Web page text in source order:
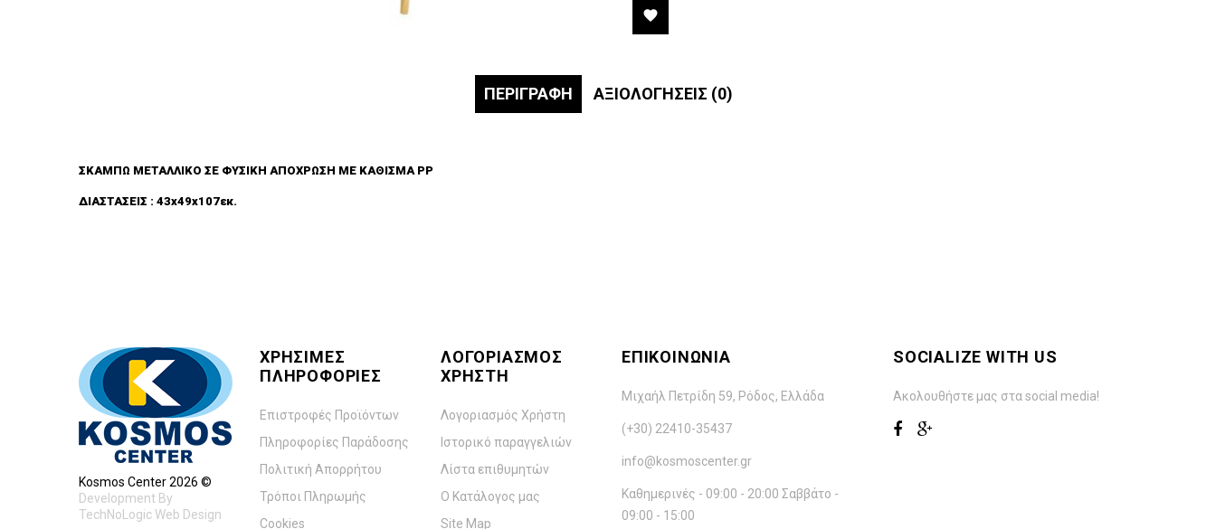
ΠΕΡΙΓΡΑΦΉ ΑΞΙΟΛΟΓΉΣΕΙΣ (0)
ΣΚΑΜΠΩ ΜΕΤΑΛΛΙΚΟ ΣΕ ΦΥΣΙΚΗ ΑΠΟΧΡΩΣΗ ΜΕ ΚΑΘΙΣΜΑ PP
ΔΙΑΣΤΑΣΕΙΣ : 43x49x107εκ.
Kosmos Center 2026 ©
Development By
TechNoLogic Web Design
ΧΡΉΣΙΜΕΣ
ΠΛΗΡΟΦΟΡΊΕΣ
Επιστροφές Προϊόντων
Πληροφορίες Παράδοσης
Πολιτική Απορρήτου
Τρόποι Πληρωμής
Cookies
ΛΟΓΟΡΙΑΣΜΌΣ
ΧΡΉΣΤΗ
Λογοριασμός Χρήστη
Ιστορικό παραγγελιών
Λίστα επιθυμητών
Ο Κατάλογος μας
Site Map
ΕΠΙΚΟΙΝΩΝΊΑ
Μιχαήλ Πετρίδη 59, Ρόδος, Ελλάδα
(+30) 22410-35437
info@kosmoscenter.gr
Καθημερινές - 09:00 - 20:00 Σαββάτο -
09:00 - 15:00
SOCIALIZE WITH US
Ακολουθήστε μας στα social media!